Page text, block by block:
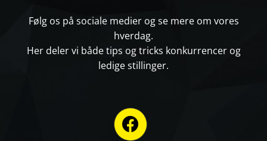
Følg os på sociale medier og se mere om vores
hverdag.
Her deler vi både tips og tricks konkurrencer og
ledige stillinger.